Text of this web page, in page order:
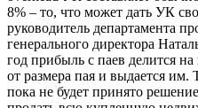
8% – то, что может дать УК
руководитель департамента
генерального директора
год прибыль с паев делится
от размера пая и выдается им.
пока не будет принято